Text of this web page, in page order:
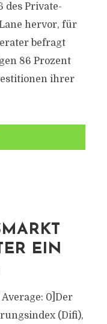
des Private-
hervor, für
befragt
86 Prozent
ihrer
EIN
0]Der
(Difi),